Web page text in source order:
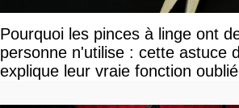
Pourquoi les pinces à linge ont
personne n'utilise : cette astuce
explique leur vraie fonction